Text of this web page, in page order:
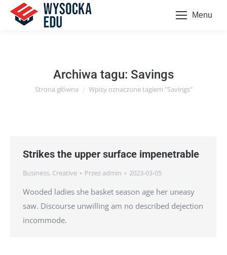
Menu
Archiwa tagu: Savings
Jesteś tutaj:
Strona główna Wpisy oznaczone tagiem "Savings"
Strikes the upper surface impenetrable
Business, Creative Przezadmin 2023-03-05
Wooded ladies she basket season age her uneasy
saw. Discourse unwilling am no described dejection
incommode.